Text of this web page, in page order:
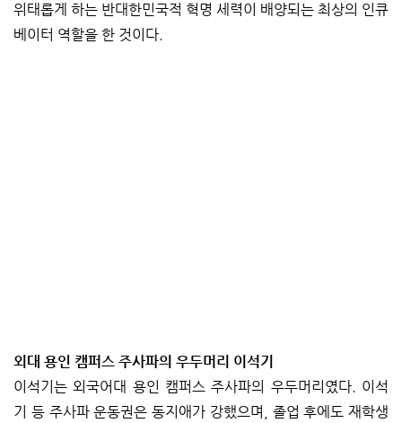
위태롭게 하는 반대한민국적 혁명 세력이 배양되는 최상의 인큐
베이터 역할을 한 것이다.
외대 용인 캠퍼스 주사파의 우두머리 이석기
이석기는 외국어대 용인 캠퍼스 주사파의 우두머리였다. 이석
기 등 주사파 운동권은 동지애가 강했으며, 졸업 후에도 재학생